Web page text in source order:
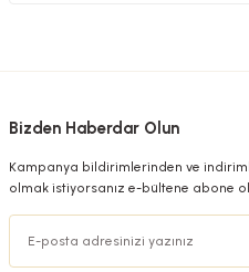
Bizden Haberdar Olun
Kampanya bildirimlerinden ve
olmak istiyorsanız e-bültene abone